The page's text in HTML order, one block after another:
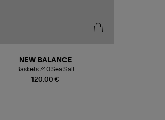
120,00 €
NEW BALANCE
Baskets 740 Sea Salt